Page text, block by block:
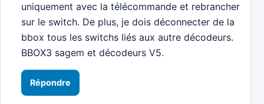
uniquement avec la télécommande et rebrancher
sur le switch. De plus, je dois déconnecter de la
bbox tous les switchs liés aux autre décodeurs.
BBOX3 sagem et décodeurs V5.
Répondre